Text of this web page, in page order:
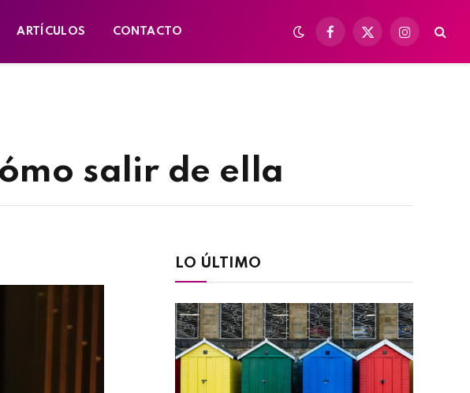
ARTÍCULOS CONTACTO
Facebook
X
Instagram
salir de ella
LO ÚLTIMO